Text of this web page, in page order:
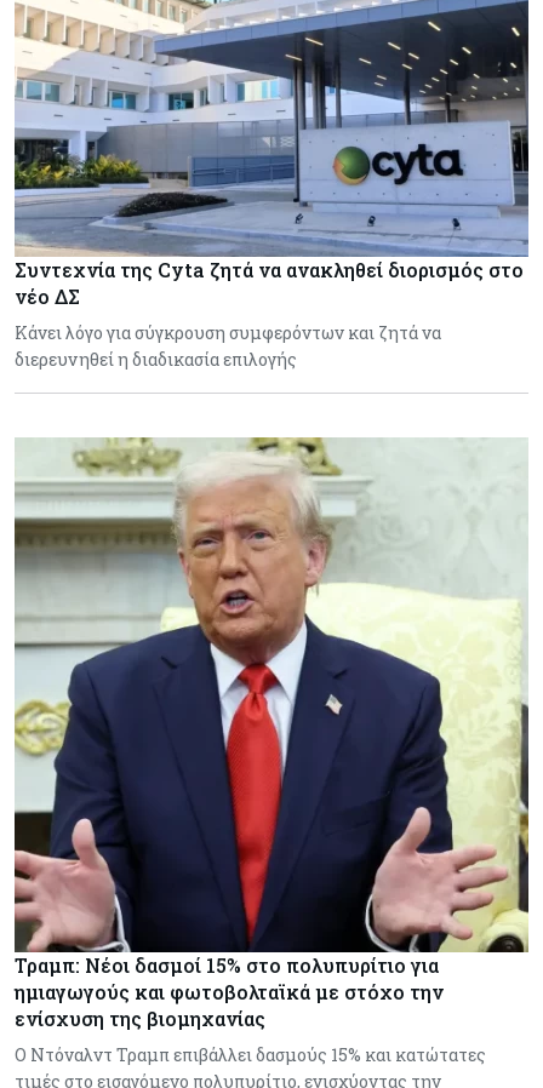
Συντεχνία της Cyta ζητά να ανακληθεί διορισμός στο
νέο ΔΣ
Κάνει λόγο για σύγκρουση συμφερόντων και ζητά να
διερευνηθεί η διαδικασία επιλογής
Τραμπ: Νέοι δασμοί 15% στο πολυπυρίτιο για
ημιαγωγούς και φωτοβολταϊκά με στόχο την
ενίσχυση της βιομηχανίας
Ο Ντόναλντ Τραμπ επιβάλλει δασμούς 15% και κατώτατες
τιμές στο εισαγόμενο πολυπυρίτιο, ενισχύοντας την